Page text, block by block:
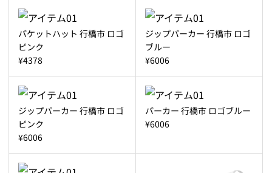
パケットハット 行橋市 ロゴ
ピンク
¥4378
ジップパーカー 行橋市 ロゴ
ブルー
¥6006
ジップパーカー 行橋市 ロゴ
ピンク
¥6006
パーカー 行橋市 ロゴブルー
¥6006